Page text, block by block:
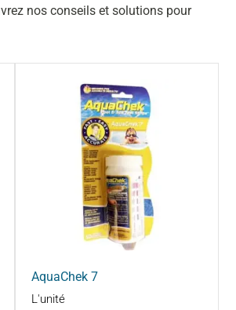
nos conseils et solutions pour
AquaChek 7
L'unité